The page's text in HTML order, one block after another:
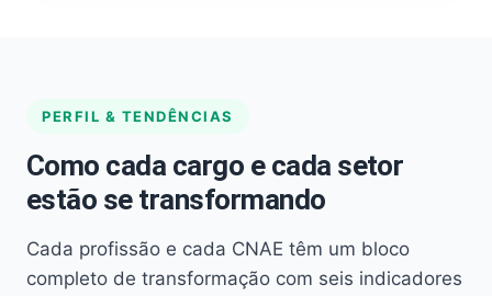
PERFIL & TENDÊNCIAS
Como cada cargo e cada setor
estão se transformando
Cada profissão e cada CNAE têm um bloco
completo de transformação com seis indicadores